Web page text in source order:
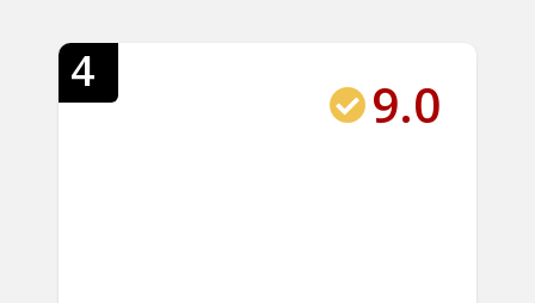
4
9.0